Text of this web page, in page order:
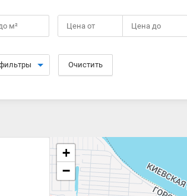
м² Цена от Цена до
Очистить
+
−